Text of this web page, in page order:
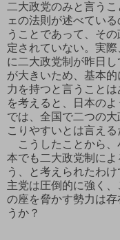
二大政党のみと言う
ェの法則が述べてい
うことであって、そ
定されていない。実
に二大政党制が昨日
が大きいため、基本
力を持つと言うこと
を考えると、日本の
では、全国で二つの
こりやすいとは言える
こうしたことから、
本でも二大政党制に
う、と考えられたわ
主党は圧倒的に強く
の座を脅かす勢力は
うか？